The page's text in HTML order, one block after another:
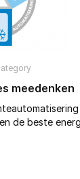
meedenken
de beste